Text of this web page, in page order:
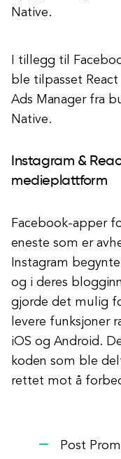
Native.
I tillegg til
ble tilpasset
Ads Manager fra
Native.
Instagram &
medieplattform
Facebook-apper
eneste som er
Instagram
og i deres
gjorde det mulig
levere funksjoner
iOS og Android.
koden som ble
rettet mot å
Post